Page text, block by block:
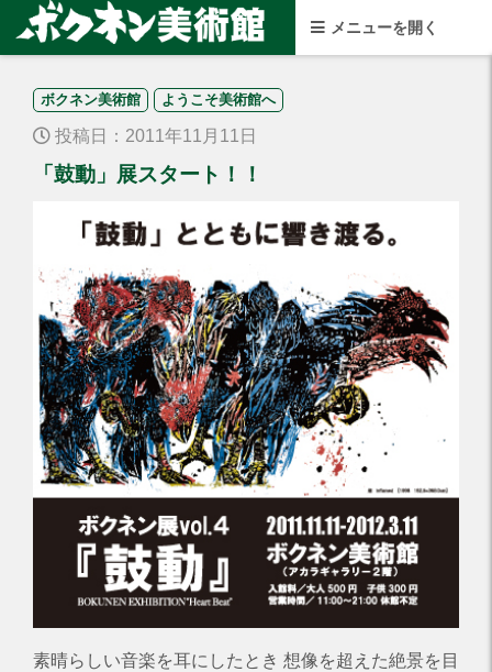
ボクネン美術館 ようこそ美術館へ
投稿日：2011年11月11日
「鼓動」展スタート！！
素晴らしい音楽を耳にしたとき 想像を超えた絶景を目